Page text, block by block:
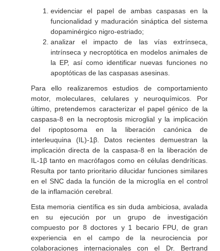
evidenciar el papel de ambas caspasas en la
funcionalidad y maduración sináptica del sistema
dopaminérgico nigro-estriado;
analizar el impacto de las vías extrínseca,
intrínseca y necroptótica en modelos animales de
la EP, así como identificar nuevas funciones no
apoptóticas de las caspasas asesinas.
Para ello realizaremos estudios de comportamiento
motor, moleculares, celulares y neuroquímicos. Por
último, pretendemos caracterizar el papel génico de la
caspasa-8 en la necroptosis microglial y la implicación
del ripoptosoma en la liberación canónica de
interleuquina (IL)-1β. Datos recientes demuestran la
implicación directa de la caspasa-8 en la liberación de
IL-1β tanto en macrófagos como en células dendríticas.
Resulta por tanto prioritario dilucidar funciones similares
en el SNC dada la función de la microglía en el control
de la inflamación cerebral.
Esta memoria científica es sin duda ambiciosa, avalada
en su ejecución por un grupo de investigación
compuesto por 8 doctores y 1 becario FPU, de gran
experiencia en el campo de la neurociencia por
colaboraciones internacionales con el Dr. Bertrand